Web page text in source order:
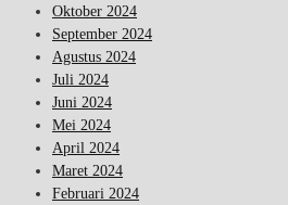
Oktober 2024
September 2024
Agustus 2024
Juli 2024
Juni 2024
Mei 2024
April 2024
Maret 2024
Februari 2024